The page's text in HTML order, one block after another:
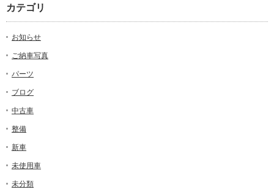
カテゴリ
お知らせ
ご納車写真
パーツ
ブログ
中古車
整備
新車
未使用車
未分類